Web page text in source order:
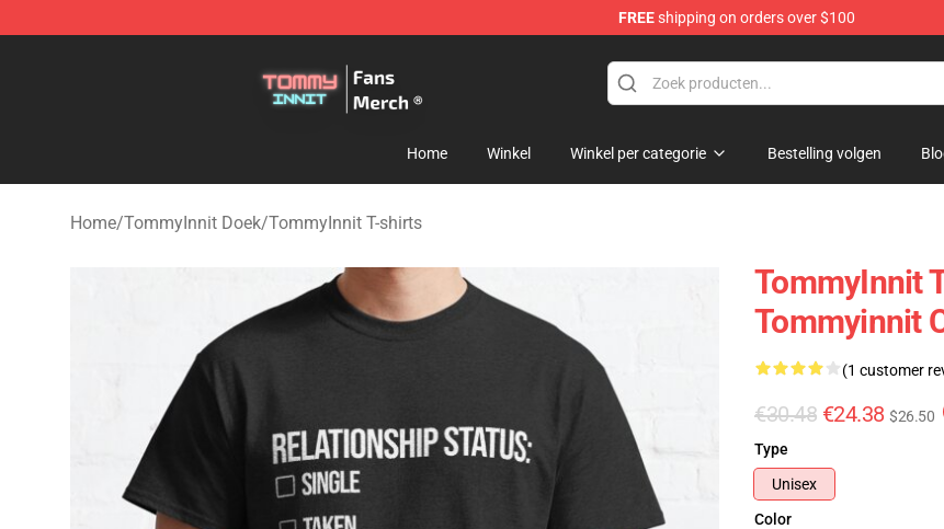
FREEshipping on orders over $100
Home Winkel Winkel per categorie Bestelling volgen
Home/TommyInnit Doek/TommyInnit T-shirts
TommyInnit
Tommyinnit
(1 customer
€30.48 €24.38 $26.50
Type
Unisex
Color